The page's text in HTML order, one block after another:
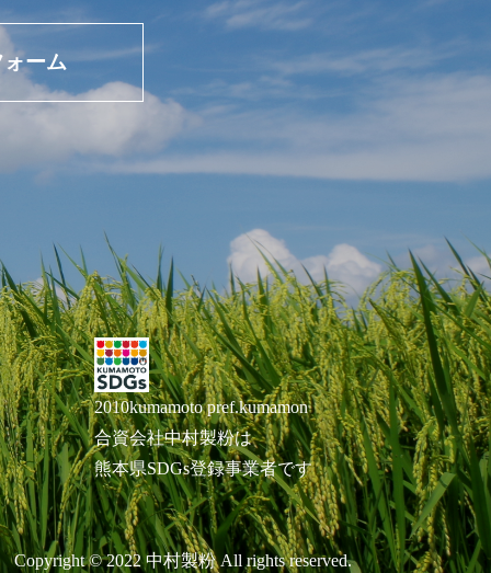
ーム
2010kumamoto pref.kumamon
合資会社中村製粉は
熊本県SDGs登録事業者です
Copyright © 2022 中村製粉 All rights reserved.